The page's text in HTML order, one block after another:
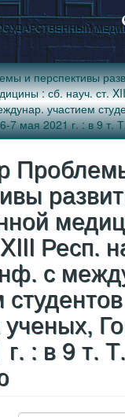
и перспективы
: сб. науч. ст.
участием
7 мая 2021 г. : в 9 т.
Респ.
с
: в 9 т.